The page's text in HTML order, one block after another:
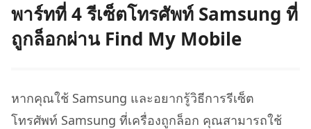
พาร์ทที่ 4 รีเซ็ตโทรศัพท์ Samsung ที่
ถูกล็อกผ่าน Find My Mobile
หากคุณใช้ Samsung และอยากรู้วิธีการรีเซ็ต
โทรศัพท์ Samsung ที่เครื่องถูกล็อก คุณสามารถใช้